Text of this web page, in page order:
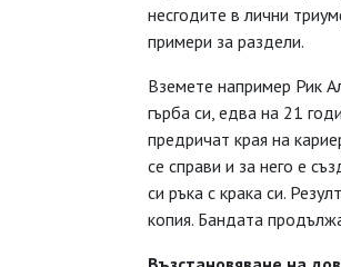
несгодите в лични
примери за раздели.
Вземете например Рик
гърба си, едва на 21
предричат края на
се справи и за него е
си ръка с крака си.
копия. Бандата